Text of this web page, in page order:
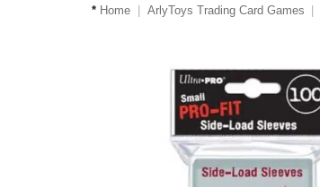
* Home ArlyToys Trading Card Games